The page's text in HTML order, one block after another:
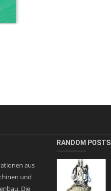
aus
und
Die
RANDOM POSTS